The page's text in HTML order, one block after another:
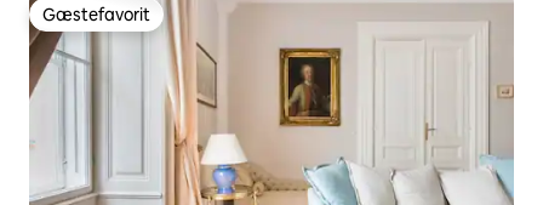
Gæstefavorit
Gæstefavorit